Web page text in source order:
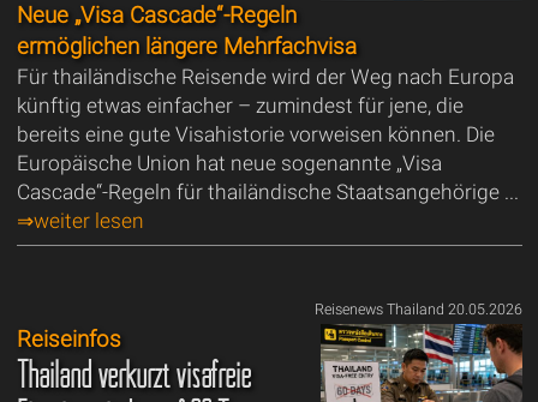
Neue „Visa Cascade“-Regeln
ermöglichen längere Mehrfachvisa
Für thailändische Reisende wird der Weg nach Europa
künftig etwas einfacher – zumindest für jene, die
bereits eine gute Visahistorie vorweisen können. Die
Europäische Union hat neue sogenannte „Visa
Cascade“-Regeln für thailändische Staatsangehörige ...
⇒weiter lesen
Reisenews Thailand 20.05.2026
Reiseinfos
Thailand verkürzt visafreie